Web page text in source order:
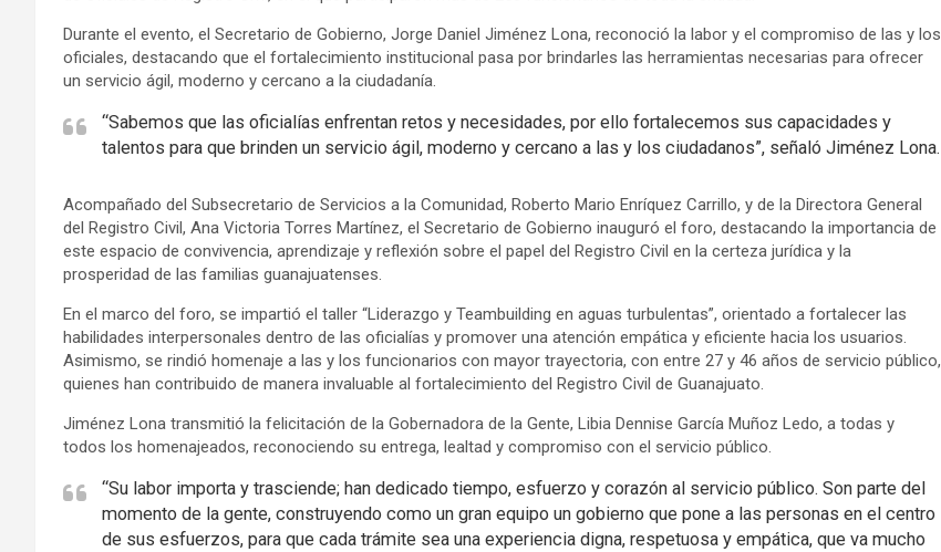
Durante el evento, el Secretario de Gobierno, Jorge Daniel Jiménez Lona, reconoció la labor y el compromiso de las y los
oficiales, destacando que el fortalecimiento institucional pasa por brindarles las herramientas necesarias para ofrecer
un servicio ágil, moderno y cercano a la ciudadanía.
“Sabemos que las oficialías enfrentan retos y necesidades, por ello fortalecemos sus capacidades y
talentos para que brinden un servicio ágil, moderno y cercano a las y los ciudadanos”, señaló Jiménez Lona.
Acompañado del Subsecretario de Servicios a la Comunidad, Roberto Mario Enríquez Carrillo, y de la Directora General
del Registro Civil, Ana Victoria Torres Martínez, el Secretario de Gobierno inauguró el foro, destacando la importancia de
este espacio de convivencia, aprendizaje y reflexión sobre el papel del Registro Civil en la certeza jurídica y la
prosperidad de las familias guanajuatenses.
En el marco del foro, se impartió el taller “Liderazgo y Teambuilding en aguas turbulentas”, orientado a fortalecer las
habilidades interpersonales dentro de las oficialías y promover una atención empática y eficiente hacia los usuarios.
Asimismo, se rindió homenaje a las y los funcionarios con mayor trayectoria, con entre 27 y 46 años de servicio público,
quienes han contribuido de manera invaluable al fortalecimiento del Registro Civil de Guanajuato.
Jiménez Lona transmitió la felicitación de la Gobernadora de la Gente, Libia Dennise García Muñoz Ledo, a todas y
todos los homenajeados, reconociendo su entrega, lealtad y compromiso con el servicio público.
“Su labor importa y trasciende; han dedicado tiempo, esfuerzo y corazón al servicio público. Son parte del
momento de la gente, construyendo como un gran equipo un gobierno que pone a las personas en el centro
de sus esfuerzos, para que cada trámite sea una experiencia digna, respetuosa y empática, que va mucho